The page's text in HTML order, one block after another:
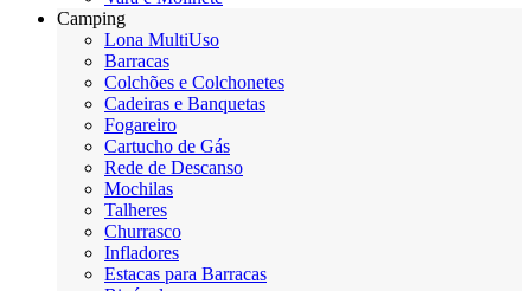
Camping
Lona MultiUso
Barracas
Colchões e Colchonetes
Cadeiras e Banquetas
Fogareiro
Cartucho de Gás
Rede de Descanso
Mochilas
Talheres
Churrasco
Infladores
Estacas para Barracas